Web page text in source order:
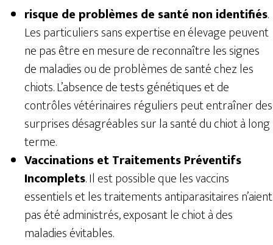
risque de problèmes de santé non identifiés.
Les particuliers sans expertise en élevage peuvent
ne pas être en mesure de reconnaître les signes
de maladies ou de problèmes de santé chez les
chiots. L’absence de tests génétiques et de
contrôles vétérinaires réguliers peut entraîner des
surprises désagréables sur la santé du chiot à long
terme.
Vaccinations et Traitements Préventifs
Incomplets. Il est possible que les vaccins
essentiels et les traitements antiparasitaires n’aient
pas été administrés, exposant le chiot à des
maladies évitables.